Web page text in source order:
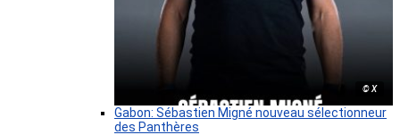
© X
Gabon: Sébastien Migné nouveau sélectionneur
des Panthères